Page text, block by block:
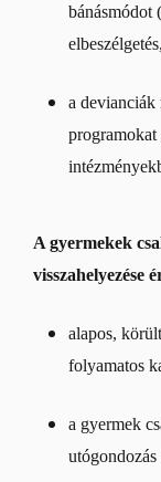
bánásmódot
a devianciák
programokat
A gyermekek
visszahelyezése
alapos,
folyamatos
a gyermek